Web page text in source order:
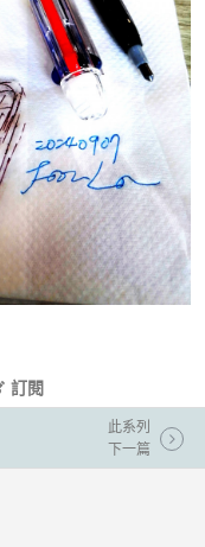
訂閱
此系列
下一篇